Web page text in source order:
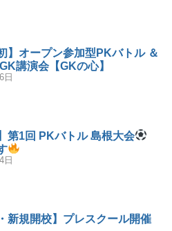
】オープン参加型PKバトル ＆
講演会【GKの心】
日
第1回 PKバトル 島根大会
日
新規開校】プレスクール開催